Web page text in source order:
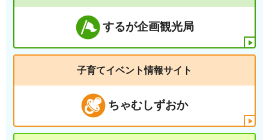
するが企画観光局
子育てイベント情報サイト
ちゃむしずおか